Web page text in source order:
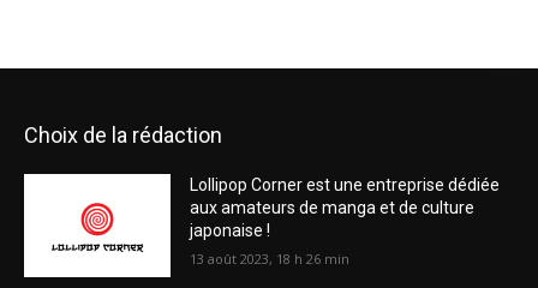
Choix de la rédaction
Lollipop Corner est une entreprise dédiée
aux amateurs de manga et de culture
japonaise !
13 août 2023, 18 h 26 min